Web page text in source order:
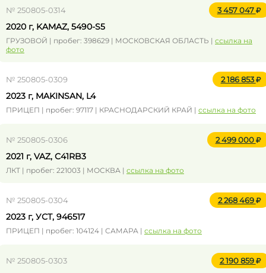
№ 250805-0314 3 457 047
2020 г, KAMAZ, 5490-S5
ГРУЗОВОЙ | пробег: 398629 | МОСКОВСКАЯ ОБЛАСТЬ | ссылка на
фото
№ 250805-0309 2 186 853
2023 г, MAKINSAN, L4
ПРИЦЕП | пробег: 97117 | КРАСНОДАРСКИЙ КРАЙ | ссылка на фото
№ 250805-0306 2 499 000
2021 г, VAZ, С41RB3
ЛКТ | пробег: 221003 | МОСКВА | ссылка на фото
№ 250805-0304 2 268 469
2023 г, УСТ, 946517
ПРИЦЕП | пробег: 104124 | САМАРА | ссылка на фото
№ 250805-0303 2 190 859